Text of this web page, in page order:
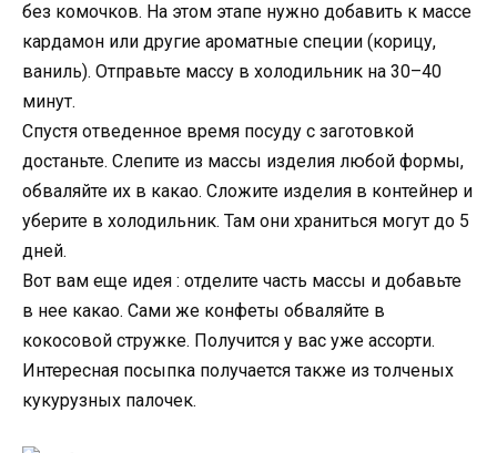
без комочков. На этом этапе нужно добавить к массе
кардамон или другие ароматные специи (корицу,
ваниль). Отправьте массу в холодильник на 30–40
минут.
Спустя отведенное время посуду с заготовкой
достаньте. Слепите из массы изделия любой формы,
обваляйте их в какао. Сложите изделия в контейнер и
уберите в холодильник. Там они храниться могут до 5
дней.
Вот вам еще идея : отделите часть массы и добавьте
в нее какао. Сами же конфеты обваляйте в
кокосовой стружке. Получится у вас уже ассорти.
Интересная посыпка получается также из толченых
кукурузных палочек.